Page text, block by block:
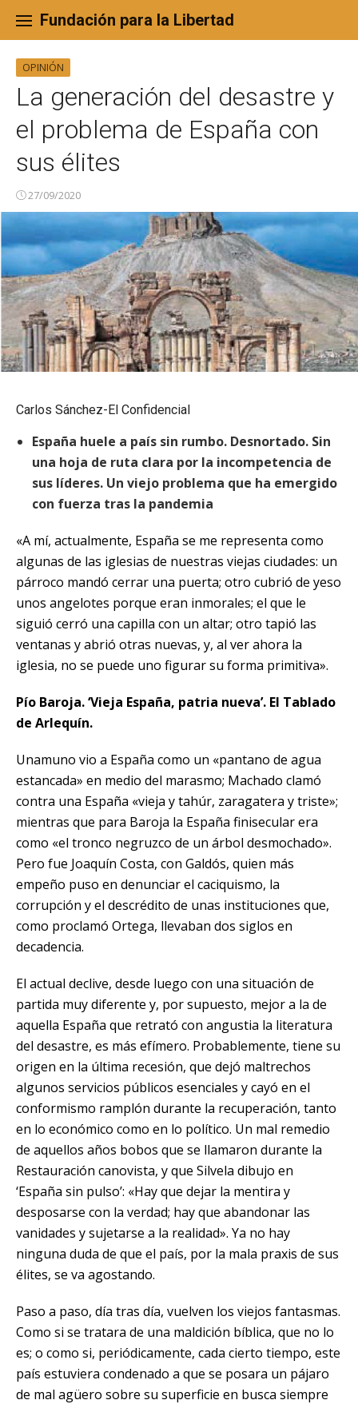
content
Fundación para la Libertad
OPINIÓN
La generación del desastre y
el problema de España con
sus élites
27/09/2020
Carlos Sánchez-El Confidencial
España huele a país sin rumbo. Desnortado. Sin
una hoja de ruta clara por la incompetencia de
sus líderes. Un viejo problema que ha emergido
con fuerza tras la pandemia
«A mí, actualmente, España se me representa como
algunas de las iglesias de nuestras viejas ciudades: un
párroco mandó cerrar una puerta; otro cubrió de yeso
unos angelotes porque eran inmorales; el que le
siguió cerró una capilla con un altar; otro tapió las
ventanas y abrió otras nuevas, y, al ver ahora la
iglesia, no se puede uno figurar su forma primitiva».
Pío Baroja. ‘Vieja España, patria nueva’. El Tablado
de Arlequín.
Unamuno vio a España como un «pantano de agua
estancada» en medio del marasmo; Machado clamó
contra una España «vieja y tahúr, zaragatera y triste»;
mientras que para Baroja la España finisecular era
como «el tronco negruzco de un árbol desmochado».
Pero fue Joaquín Costa, con Galdós, quien más
empeño puso en denunciar el caciquismo, la
corrupción y el descrédito de unas instituciones que,
como proclamó Ortega, llevaban dos siglos en
decadencia.
El actual declive, desde luego con una situación de
partida muy diferente y, por supuesto, mejor a la de
aquella España que retrató con angustia la literatura
del desastre, es más efímero. Probablemente, tiene su
origen en la última recesión, que dejó maltrechos
algunos servicios públicos esenciales y cayó en el
conformismo ramplón durante la recuperación, tanto
en lo económico como en lo político. Un mal remedio
de aquellos años bobos que se llamaron durante la
Restauración canovista, y que Silvela dibujo en
‘España sin pulso’: «Hay que dejar la mentira y
desposarse con la verdad; hay que abandonar las
vanidades y sujetarse a la realidad». Ya no hay
ninguna duda de que el país, por la mala praxis de sus
élites, se va agostando.
Paso a paso, día tras día, vuelven los viejos fantasmas.
Como si se tratara de una maldición bíblica, que no lo
es; o como si, periódicamente, cada cierto tiempo, este
país estuviera condenado a que se posara un pájaro
de mal agüero sobre su superficie en busca siempre